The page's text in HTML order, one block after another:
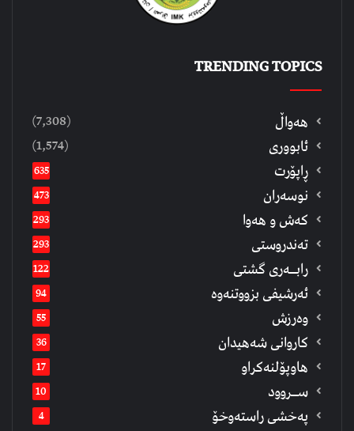
TRENDING TOPICS
هەواڵ (7,308)
ئابووری (1,574)
ڕاپۆرت 635
نوسەران 473
كەش و هەوا 293
تەندروستی 293
رابــه‌ری گشتی 122
ئەرشیفى بزووتنەوە 94
وەرزش 55
كاروانی شەهیدان 36
هاوپۆلنەكراو 17
ســروود 10
په‌خشی راسته‌وخۆ 4